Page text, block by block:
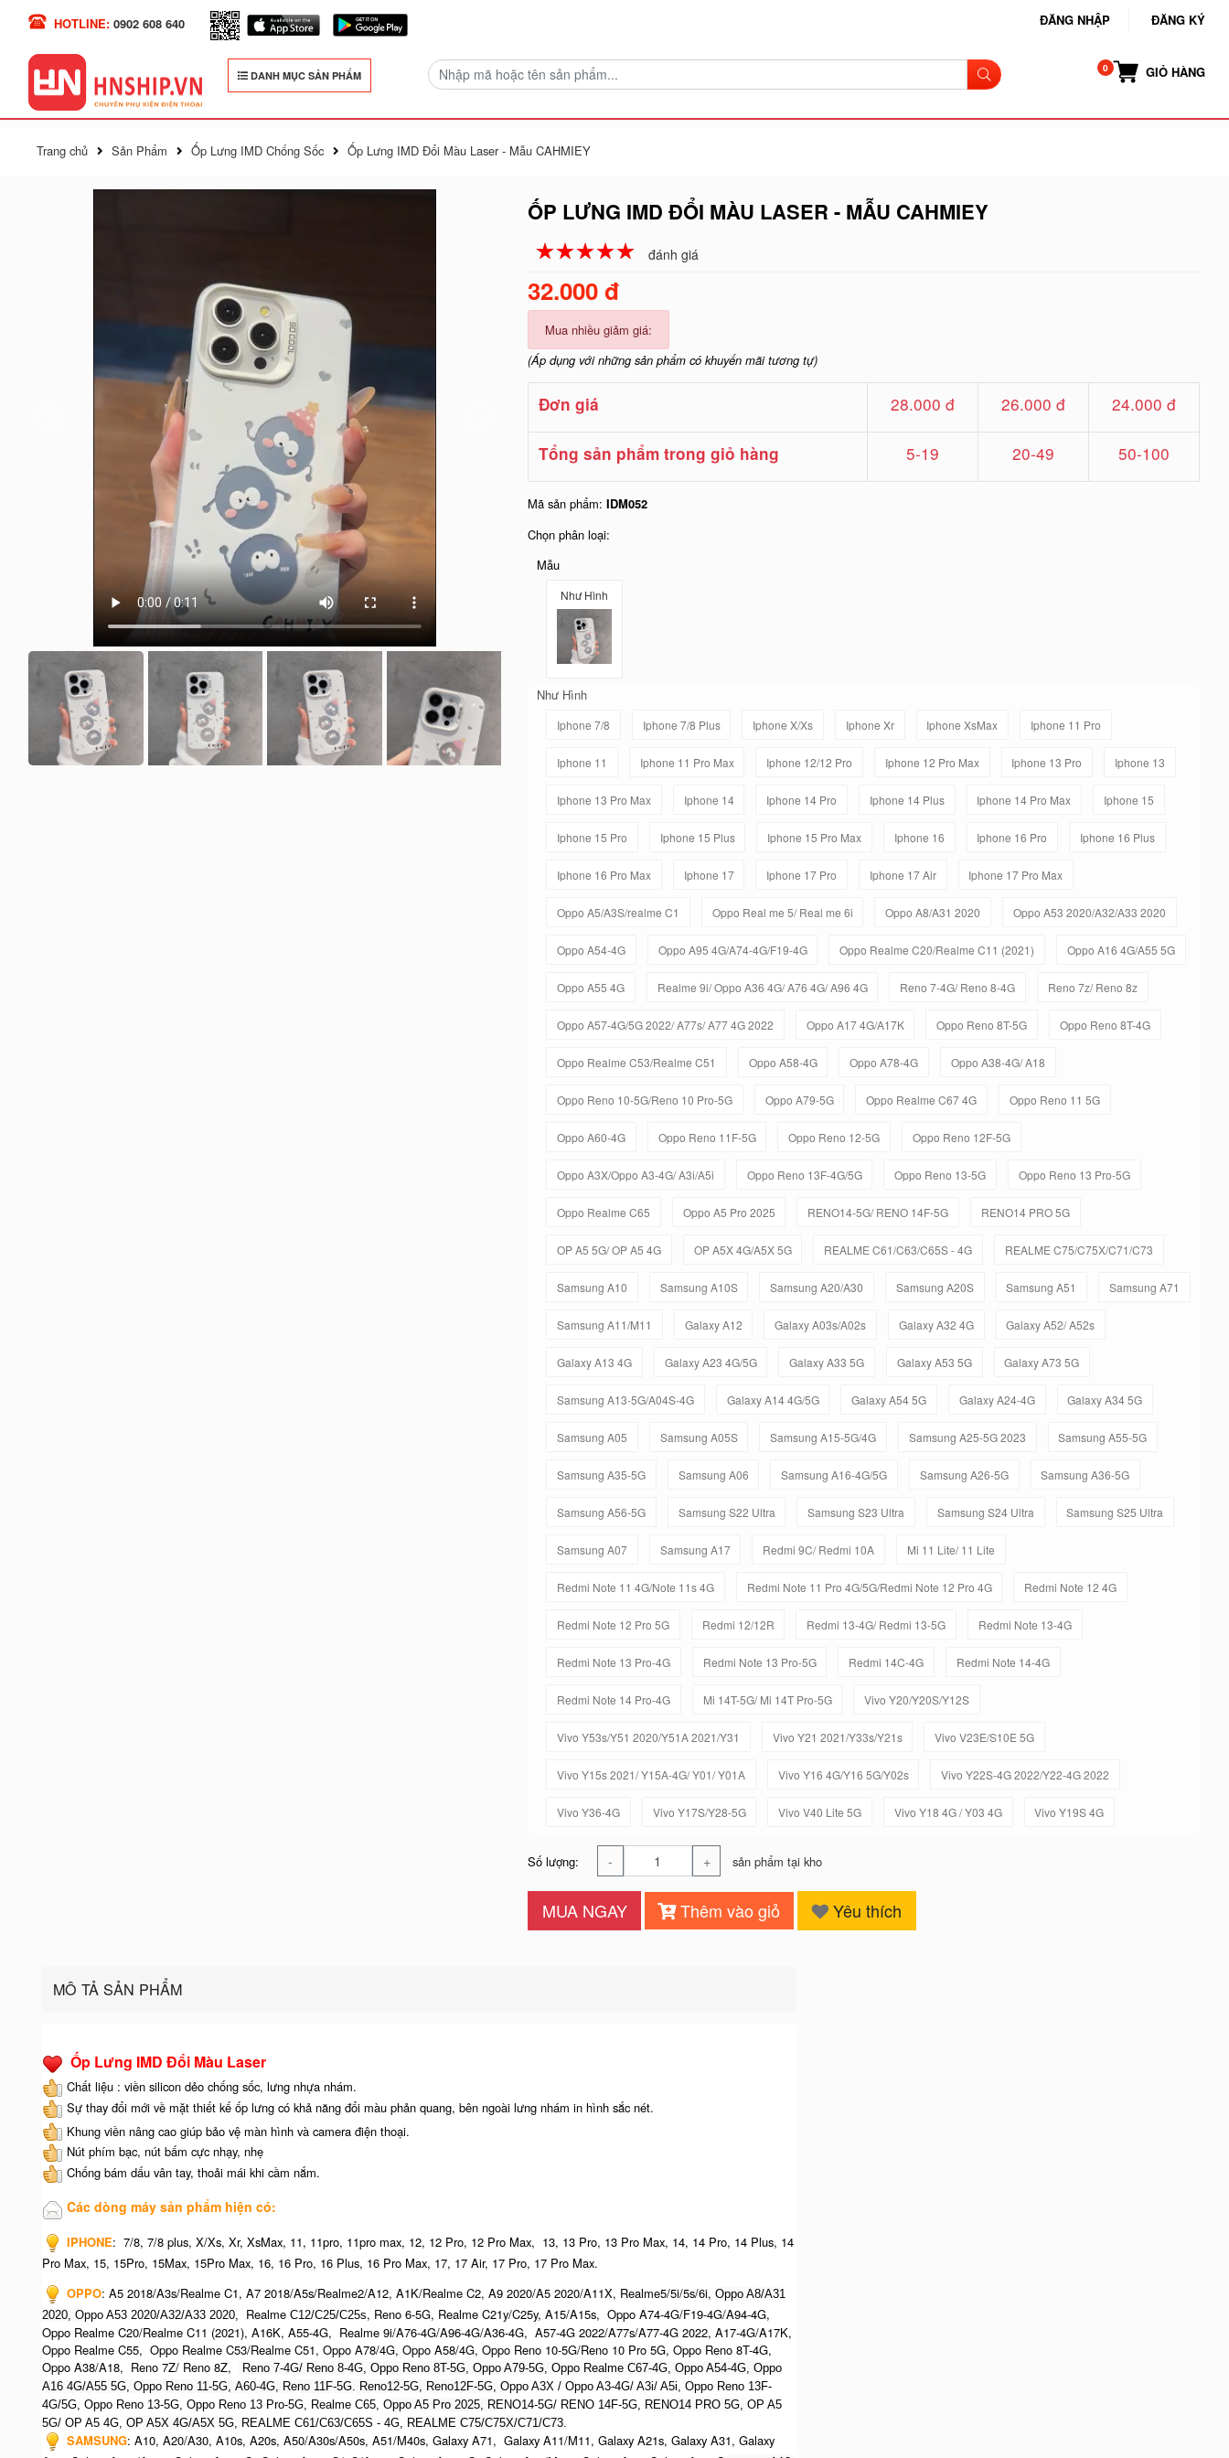
HOTLINE: 0902 608 640 ĐĂNG NHẬP ĐĂNG KÝ
DANH MỤC SẢN PHẨM GIỎ HÀNG
Trang chủ Sản Phẩm Ốp Lưng IMD Chống Sốc Ốp Lưng IMD Đổi Màu Laser - Mẫu CAHMIEY
ỐP LƯNG IMD ĐỔI MÀU LASER - MẪU CAHMIEY
☆☆☆☆☆
★★★★★ đánh giá
32.000 đ
Mua nhiều giảm giá:
(Áp dụng với những sản phẩm có khuyến mãi tương tự)
Đơn giá 28.000 đ 26.000 đ 24.000 đ
Tổng sản phẩm trong giỏ hàng 5-19 20-49 50-100
Mã sản phẩm:IDM052
Chọn phân loại:
Mẫu
Như Hình
Như Hình
Iphone 7/8 Iphone 7/8 Plus Iphone X/Xs Iphone Xr Iphone XsMax Iphone 11 Pro
Iphone 11 Iphone 11 Pro Max Iphone 12/12 Pro Iphone 12 Pro Max Iphone 13 Pro Iphone 13
Iphone 13 Pro Max Iphone 14 Iphone 14 Pro Iphone 14 Plus Iphone 14 Pro Max Iphone 15
Iphone 15 Pro Iphone 15 Plus Iphone 15 Pro Max Iphone 16 Iphone 16 Pro Iphone 16 Plus
Iphone 16 Pro Max Iphone 17 Iphone 17 Pro Iphone 17 Air Iphone 17 Pro Max
Oppo A5/A3S/realme C1 Oppo Real me 5/ Real me 6i Oppo A8/A31 2020 Oppo A53 2020/A32/A33 2020
Oppo A54-4G Oppo A95 4G/A74-4G/F19-4G Oppo Realme C20/Realme C11 (2021) Oppo A16 4G/A55 5G
Oppo A55 4G Realme 9i/ Oppo A36 4G/ A76 4G/ A96 4G Reno 7-4G/ Reno 8-4G Reno 7z/ Reno 8z
Oppo A57-4G/5G 2022/ A77s/ A77 4G 2022 Oppo A17 4G/A17K Oppo Reno 8T-5G Oppo Reno 8T-4G
Oppo Realme C53/Realme C51 Oppo A58-4G Oppo A78-4G Oppo A38-4G/ A18
Oppo Reno 10-5G/Reno 10 Pro-5G Oppo A79-5G Oppo Realme C67 4G Oppo Reno 11 5G
Oppo A60-4G Oppo Reno 11F-5G Oppo Reno 12-5G Oppo Reno 12F-5G
Oppo A3X/Oppo A3-4G/ A3i/A5i Oppo Reno 13F-4G/5G Oppo Reno 13-5G Oppo Reno 13 Pro-5G
Oppo Realme C65 Oppo A5 Pro 2025 RENO14-5G/ RENO 14F-5G RENO14 PRO 5G
OP A5 5G/ OP A5 4G OP A5X 4G/A5X 5G REALME C61/C63/C65S - 4G REALME C75/C75X/C71/C73
Samsung A10 Samsung A10S Samsung A20/A30 Samsung A20S Samsung A51 Samsung A71
Samsung A11/M11 Galaxy A12 Galaxy A03s/A02s Galaxy A32 4G Galaxy A52/ A52s
Galaxy A13 4G Galaxy A23 4G/5G Galaxy A33 5G Galaxy A53 5G Galaxy A73 5G
Samsung A13-5G/A04S-4G Galaxy A14 4G/5G Galaxy A54 5G Galaxy A24-4G Galaxy A34 5G
Samsung A05 Samsung A05S Samsung A15-5G/4G Samsung A25-5G 2023 Samsung A55-5G
Samsung A35-5G Samsung A06 Samsung A16-4G/5G Samsung A26-5G Samsung A36-5G
Samsung A56-5G Samsung S22 Ultra Samsung S23 Ultra Samsung S24 Ultra Samsung S25 Ultra
Samsung A07 Samsung A17 Redmi 9C/ Redmi 10A Mi 11 Lite/ 11 Lite
Redmi Note 11 4G/Note 11s 4G Redmi Note 11 Pro 4G/5G/Redmi Note 12 Pro 4G Redmi Note 12 4G
Redmi Note 12 Pro 5G Redmi 12/12R Redmi 13-4G/ Redmi 13-5G Redmi Note 13-4G
Redmi Note 13 Pro-4G Redmi Note 13 Pro-5G Redmi 14C-4G Redmi Note 14-4G
Redmi Note 14 Pro-4G Mi 14T-5G/ Mi 14T Pro-5G Vivo Y20/Y20S/Y12S
Vivo Y53s/Y51 2020/Y51A 2021/Y31 Vivo Y21 2021/Y33s/Y21s Vivo V23E/S10E 5G
Vivo Y15s 2021/ Y15A-4G/ Y01/ Y01A Vivo Y16 4G/Y16 5G/Y02s Vivo Y22S-4G 2022/Y22-4G 2022
Vivo Y36-4G Vivo Y17S/Y28-5G Vivo V40 Lite 5G Vivo Y18 4G / Y03 4G Vivo Y19S 4G
Số lượng: - + sản phẩm tại kho
MUA NGAY Thêm vào giỏ Yêu thích
MÔ TẢ SẢN PHẨM
Ốp Lưng IMD Đổi Màu Laser
Chất liệu : viền silicon dẻo chống sốc, lưng nhựa nhám.
Sự thay đổi mới về mặt thiết kế ốp lưng có khả năng đổi màu phản quang, bên ngoài lưng nhám in hình sắc nét.
Khung viền nâng cao giúp bảo vệ màn hình và camera điện thoại.
Nút phím bạc, nút bấm cực nhạy, nhẹ
Chống bám dấu vân tay, thoải mái khi cầm nắm.
Các dòng máy sản phẩm hiện có:
IPHONE: 7/8, 7/8 plus, X/Xs, Xr, XsMax, 11, 11pro, 11pro max, 12, 12 Pro, 12 Pro Max, 13, 13 Pro, 13 Pro Max, 14, 14 Pro, 14 Plus, 14
Pro Max, 15, 15Pro, 15Max, 15Pro Max, 16, 16 Pro, 16 Plus, 16 Pro Max, 17, 17 Air, 17 Pro, 17 Pro Max.
OPPO: A5 2018/A3s/Realme C1, A7 2018/A5s/Realme2/A12, A1K/Realme C2, A9 2020/A5 2020/A11X, Realme5/5i/5s/6i, Oppo A8/A31
2020, Oppo A53 2020/A32/A33 2020, Realme C12/C25/C25s, Reno 6-5G, Realme C21y/C25y, A15/A15s, Oppo A74-4G/F19-4G/A94-4G,
Oppo Realme C20/Realme C11 (2021), A16K, A55-4G, Realme 9i/A76-4G/A96-4G/A36-4G, A57-4G 2022/A77s/A77-4G 2022, A17-4G/A17K,
Oppo Realme C55, Oppo Realme C53/Realme C51, Oppo A78/4G, Oppo A58/4G, Oppo Reno 10-5G/Reno 10 Pro 5G, Oppo Reno 8T-4G,
Oppo A38/A18, Reno 7Z/ Reno 8Z,
Reno 7-4G/ Reno 8-4G, Oppo Reno 8T-5G, Oppo A79-5G, Oppo Realme C67-4G, Oppo A54-4G, Oppo
A16 4G/A55 5G, Oppo Reno 11-5G, A60-4G, Reno 11F-5G. Reno12-5G, Reno12F-5G, Oppo A3X / Oppo A3-4G/ A3i/ A5i, Oppo Reno 13F-
4G/5G, Oppo Reno 13-5G, Oppo Reno 13 Pro-5G, Realme C65, Oppo A5 Pro 2025, RENO14-5G/ RENO 14F-5G, RENO14 PRO 5G, OP A5
5G/ OP A5 4G, OP A5X 4G/A5X 5G, REALME C61/C63/C65S - 4G, REALME C75/C75X/C71/C73.
SAMSUNG: A10, A20/A30, A10s, A20s, A50/A30s/A50s, A51/M40s, Galaxy A71, Galaxy A11/M11, Galaxy A21s, Galaxy A31, Galaxy